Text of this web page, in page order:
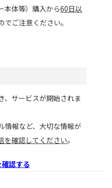
本体等）購入から60日以
でご注意ください。
、サービスが開始されま
情報など、大切な情報が
を確認してください。
認する